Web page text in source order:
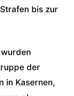
bis zur
der
in Kasernen,